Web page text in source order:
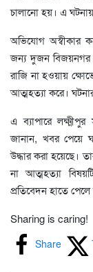
চালানো হয়। এ
অভিযোগ অস্বীকার
জন্য দুজন বিজয়নগর
রাজি না হওয়ায়
আত্মহত্যা করে।
এ ব্যাপারে
জানান, খবর পেয়ে
উদ্ধার করা হয়েছে।
না আত্মহত্যা
প্রতিবেদন হাতে
Sharing is caring!
Share